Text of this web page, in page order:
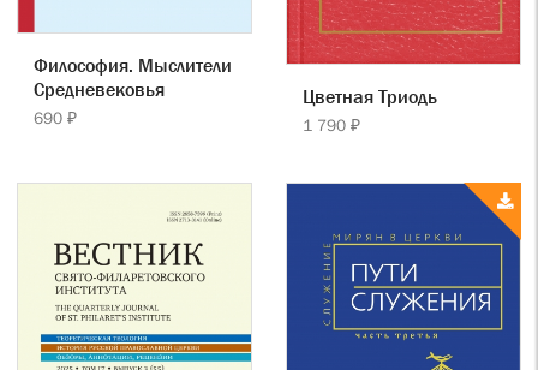
Философия. Мыслители
Cредневековья
690 ₽
Цветная Триодь
1 790 ₽